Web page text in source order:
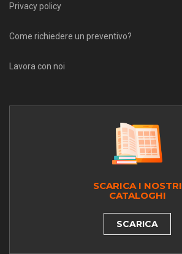
Privacy policy
Come richiedere un preventivo?
Lavora con noi
SCARICA I NOSTRI
CATALOGHI
SCARICA